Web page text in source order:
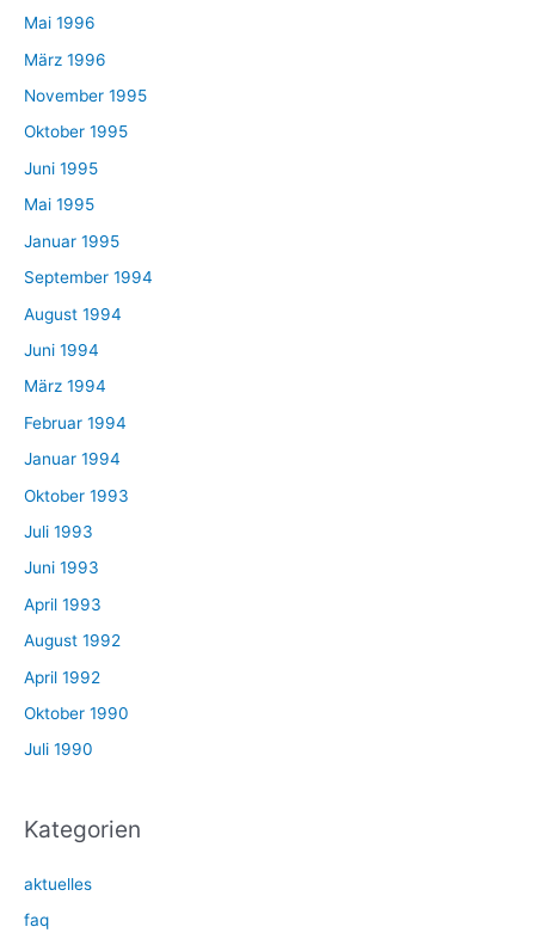
Mai 1996
März 1996
November 1995
Oktober 1995
Juni 1995
Mai 1995
Januar 1995
September 1994
August 1994
Juni 1994
März 1994
Februar 1994
Januar 1994
Oktober 1993
Juli 1993
Juni 1993
April 1993
August 1992
April 1992
Oktober 1990
Juli 1990
Kategorien
aktuelles
faq